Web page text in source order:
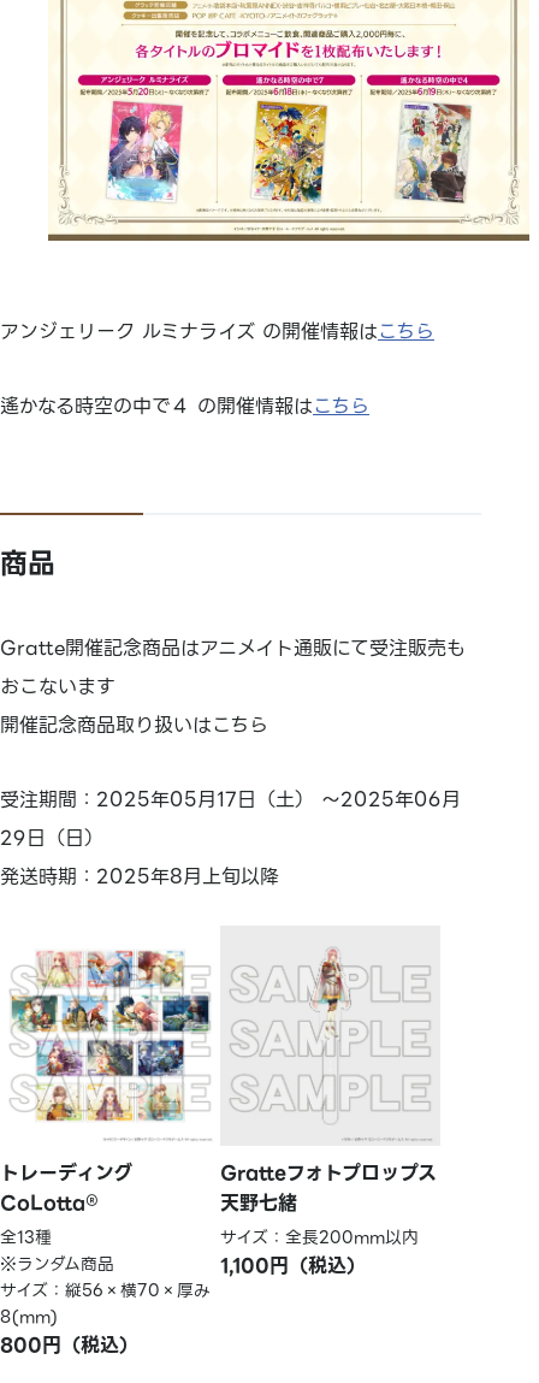
アンジェリーク ルミナライズ の開催情報はこちら
遙かなる時空の中で４ の開催情報はこちら
商品
Gratte開催記念商品はアニメイト通販にて受注販売も
おこないます
開催記念商品取り扱いはこちら
受注期間：2025年05月17日（土） ～2025年06月
29日（日）
発送時期：2025年8月上旬以降
トレーディング
CoLotta®
全13種
※ランダム商品
サイズ：縦56×横70×厚み
8(mm)
800円（税込）
Gratteフォトプロップス
天野七緒
サイズ：全長200mm以内
1,100円（税込）